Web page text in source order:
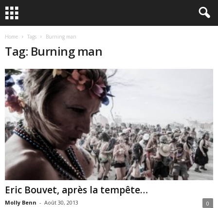
Home Tags Burning man
Tag: Burning man
Eric Bouvet, après la tempête…
Molly Benn - Août 30, 2013 0